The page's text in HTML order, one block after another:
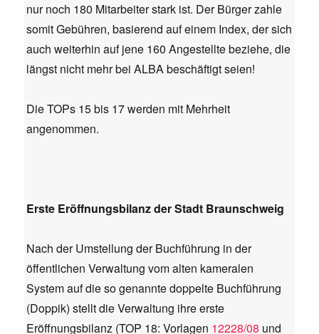
nur noch 180 Mitarbeiter stark ist. Der Bürger zahle
somit Gebühren, basierend auf einem Index, der sich
auch weiterhin auf jene 160 Angestellte beziehe, die
längst nicht mehr bei ALBA beschäftigt seien!
Die TOPs 15 bis 17 werden mit Mehrheit
angenommen.
Erste Eröffnungsbilanz der Stadt Braunschweig
Nach der Umstellung der Buchführung in der
öffentlichen Verwaltung vom alten kameralen
System auf die so genannte doppelte Buchführung
(Doppik) stellt die Verwaltung ihre erste
Eröffnungsbilanz (TOP 18: Vorlagen 12228/08 und